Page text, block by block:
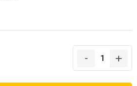
príbeh
Najčastejšie otázky FAQ